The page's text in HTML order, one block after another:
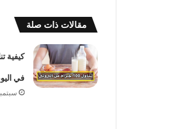
مقالات ذات صلة
في
سبتمبر 25,